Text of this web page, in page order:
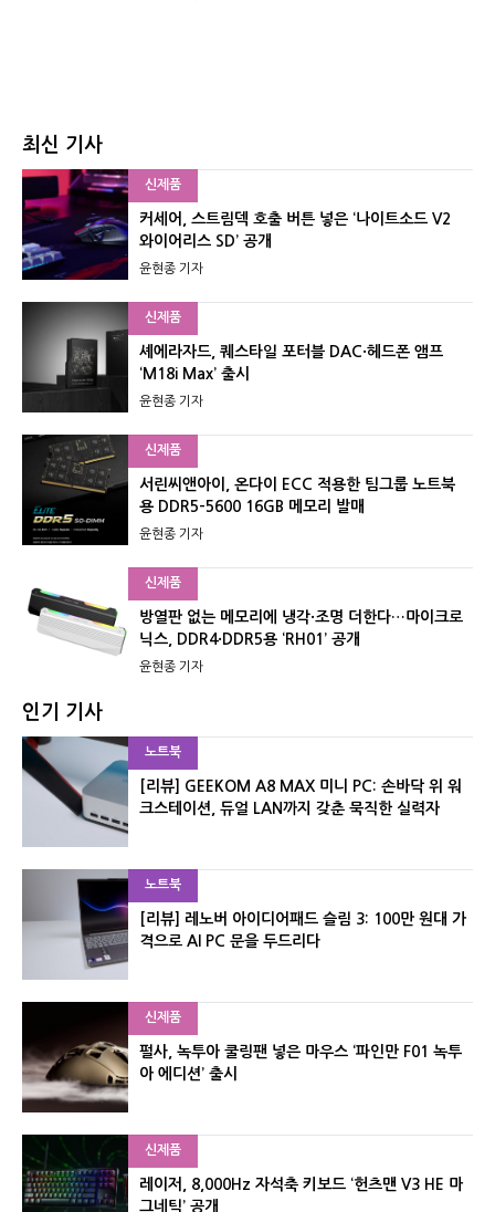
최신 기사
신제품
커세어, 스트림덱 호출 버튼 넣은 ‘나이트소드 V2
와이어리스 SD’ 공개
윤현종 기자
신제품
셰에라자드, 퀘스타일 포터블 DAC·헤드폰 앰프
‘M18i Max’ 출시
윤현종 기자
신제품
서린씨앤아이, 온다이 ECC 적용한 팀그룹 노트북
용 DDR5-5600 16GB 메모리 발매
윤현종 기자
신제품
방열판 없는 메모리에 냉각·조명 더한다…마이크로
닉스, DDR4·DDR5용 ‘RH01’ 공개
윤현종 기자
인기 기사
노트북
[리뷰] GEEKOM A8 MAX 미니 PC: 손바닥 위 워
크스테이션, 듀얼 LAN까지 갖춘 묵직한 실력자
노트북
[리뷰] 레노버 아이디어패드 슬림 3: 100만 원대 가
격으로 AI PC 문을 두드리다
신제품
펄사, 녹투아 쿨링팬 넣은 마우스 ‘파인만 F01 녹투
아 에디션’ 출시
신제품
레이저, 8,000Hz 자석축 키보드 ‘헌츠맨 V3 HE 마
그네틱’ 공개